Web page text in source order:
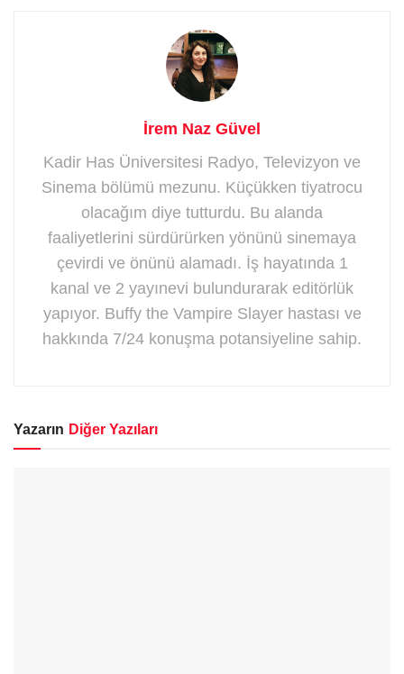
İrem Naz Güvel
Kadir Has Üniversitesi Radyo, Televizyon ve
Sinema bölümü mezunu. Küçükken tiyatrocu
olacağım diye tutturdu. Bu alanda
faaliyetlerini sürdürürken yönünü sinemaya
çevirdi ve önünü alamadı. İş hayatında 1
kanal ve 2 yayınevi bulundurarak editörlük
yapıyor. Buffy the Vampire Slayer hastası ve
hakkında 7/24 konuşma potansiyeline sahip.
Yazarın Diğer Yazıları